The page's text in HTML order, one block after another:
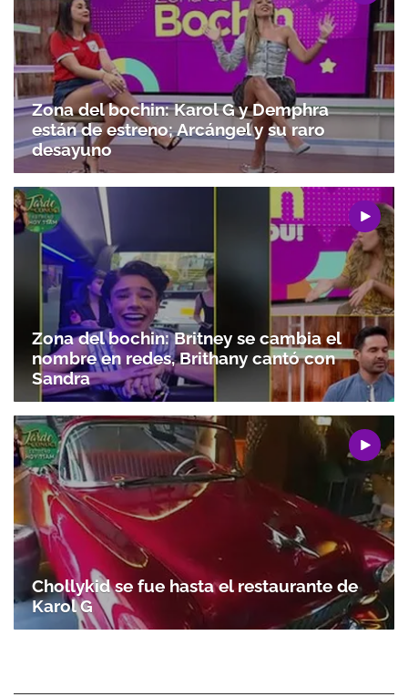
Gracias por suscribirte a nuestro boletín.
ACEPTAR
Zona del bochin: Karol G y Demphra
están de estreno; Arcángel y su raro
desayuno
Zona del bochin: Britney se cambia el
nombre en redes, Brithany cantó con
Sandra
Chollykid se fue hasta el restaurante de
Karol G